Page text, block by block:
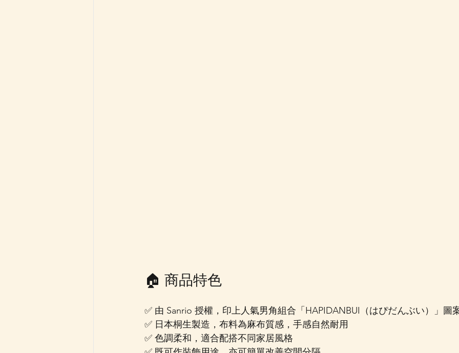
🏠 商品特色
✅ 由 Sanrio 授權，印上人氣男角組合「HAPIDANBUI（はぴだんぶい）」圖
✅ 日本桐生製造，布料為麻布質感，手感自然耐用
✅ 色調柔和，適合配搭不同家居風格